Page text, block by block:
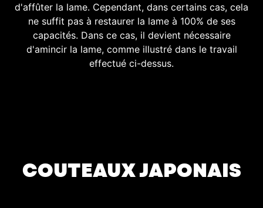
d'affûter la lame. Cependant, dans certains cas, cela
ne suffit pas à restaurer la lame à 100% de ses
capacités. Dans ce cas, il devient nécessaire
d'amincir la lame, comme illustré dans le travail
effectué ci-dessus.
COUTEAUX JAPONAIS